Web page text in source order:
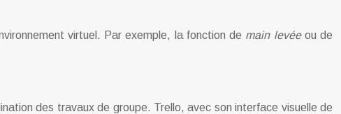
virtuel. Par exemple, la fonction de main levée ou de
des travaux de groupe. Trello, avec son interface visuelle de